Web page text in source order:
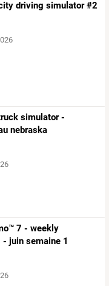
driving simulator #2
simulator -
nebraska
7 - weekly
juin semaine 1